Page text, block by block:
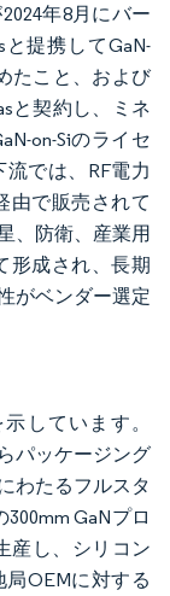
年8月にバー
と提携してGaN-
たこと、および
と契約し、ミネ
on-Siのライセ
では、RF電力
由で販売されて
、防衛、産業用
形成され、長期
がベンダー選定
しています。
パッケージング
わたるフルスタ
GaNプロ
産し、シリコン
OEMに対する